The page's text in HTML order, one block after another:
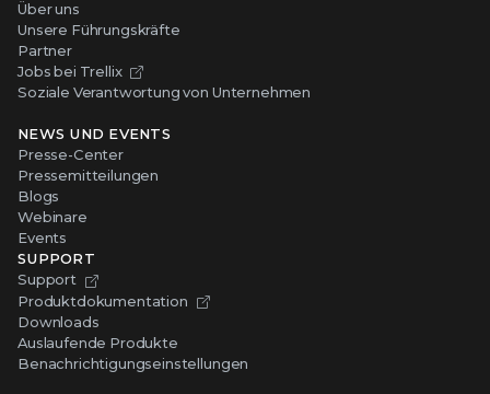
Über uns
Unsere Führungskräfte
Partner
Jobs bei Trellix
Soziale Verantwortung von Unternehmen
NEWS UND EVENTS
Presse-Center
Pressemitteilungen
Blogs
Webinare
Events
SUPPORT
Support
Produktdokumentation
Downloads
Auslaufende Produkte
Benachrichtigungseinstellungen